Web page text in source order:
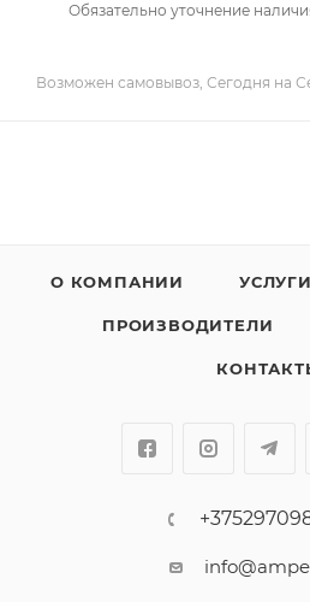
Обязательно уточнение
Возможен самовывоз, Сегодня на
О КОМПАНИИ УСЛУГИ
ПРОИЗВОДИТЕЛИ